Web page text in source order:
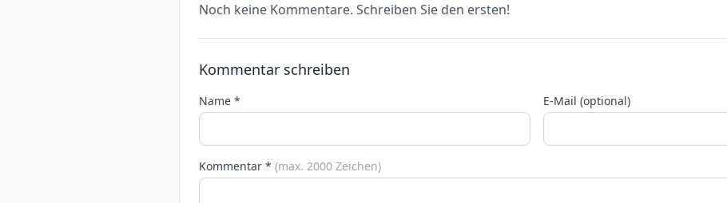
Noch keine Kommentare. Schreiben Sie den ersten!
Kommentar schreiben
Name * E-Mail (optional)
Kommentar * (max. 2000 Zeichen)